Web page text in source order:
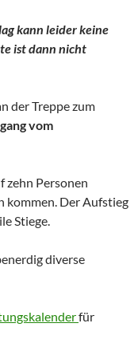
kann leider keine
ist dann nicht
der Treppe zum
vom
zehn Personen
kommen. Der Aufstieg
Stiege.
diverse
für